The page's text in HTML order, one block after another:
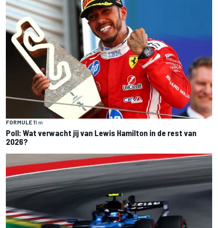
FORMULE 11 m
Poll: Wat verwacht jij van Lewis Hamilton in de rest van
2026?